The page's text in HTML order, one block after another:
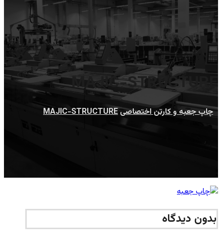
MAJIC-STRUCTURE
چاپ جعبه و کارتن اختصاصیMAJIC-STRUCTURE
بدون دیدگاه